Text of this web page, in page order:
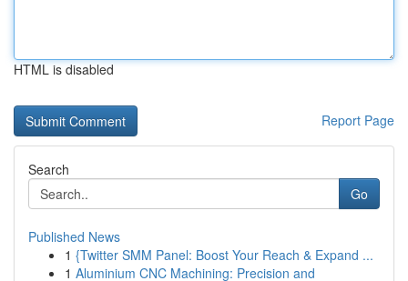
HTML is disabled
Report Page
Search
Go
Published News
1 {Twitter SMM Panel: Boost Your Reach & Expand ...
1 Aluminium CNC Machining: Precision and